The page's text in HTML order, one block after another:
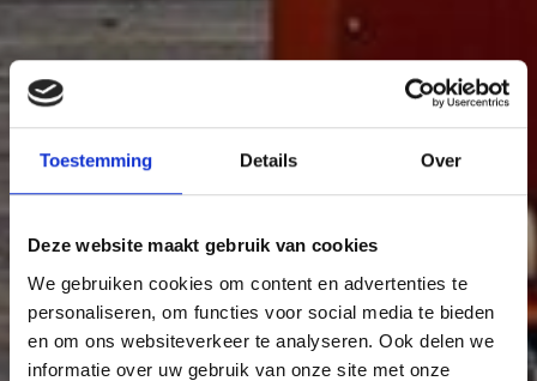
Toestemming Details Over
Deze website maakt gebruik van cookies
We gebruiken cookies om content en advertenties te
personaliseren, om functies voor social media te bieden
en om ons websiteverkeer te analyseren. Ook delen we
informatie over uw gebruik van onze site met onze